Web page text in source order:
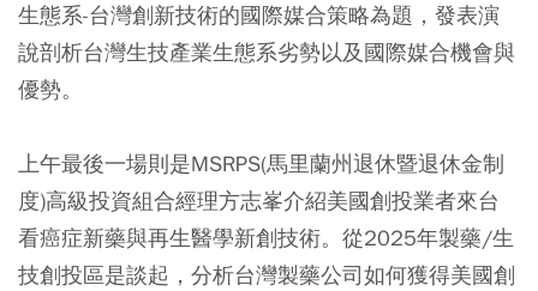
生態系-台灣創新技術的國際媒合策略為題，發表演
說剖析台灣生技產業生態系劣勢以及國際媒合機會與
優勢。
上午最後一場則是MSRPS(馬里蘭州退休暨退休金制
度)高級投資組合經理方志峯介紹美國創投業者來台
看癌症新藥與再生醫學新創技術。從2025年製藥/生
技創投區是談起，分析台灣製藥公司如何獲得美國創